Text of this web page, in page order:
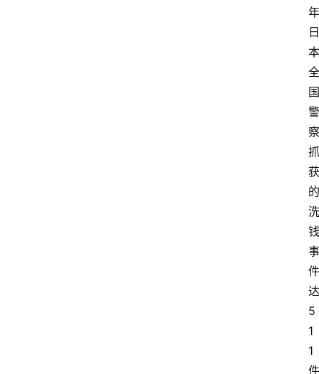
年
日
本
全
国
警
察
抓
获
的
洗
钱
事
件
达
5
1
1
件